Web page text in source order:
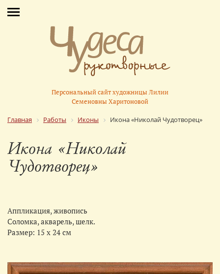
Персональный сайт художницы Лилии
Семеновны Харитоновой
Главная Работы Иконы Икона «Николай Чудотворец»
Икона «Николай
Чудотворец»
Аппликация, живопись
Соломка, акварель, шелк.
Размер: 15 х 24 см